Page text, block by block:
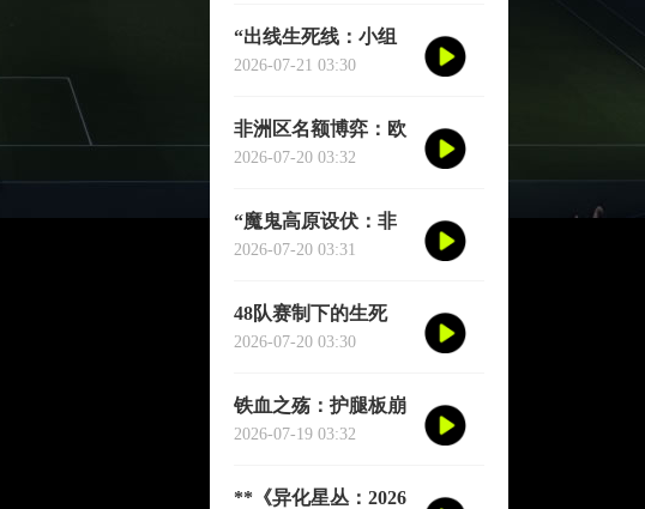
“出线生死线：小组
第三的进球密码”
2026-07-21 03:30
非洲区名额博弈：欧
陆资本暗流中的北非
2026-07-20 03:32
“魔鬼高原设伏：非
洲主场暗藏杀机，世
2026-07-20 03:31
48队赛制下的生死
线：2026世界杯小组
阵与晋级推演
2026-07-20 03:30
铁血之殇：护腿板崩
裂瞬间，红牌定调揭
2026-07-19 03:32
**《异化星丛：2026